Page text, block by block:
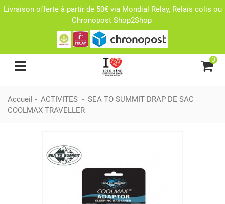
Livraison offerte à partir de 50€ via Mondial Relay, Relais colis ou
Chronopost Shop2Shop
0
Accueil - ACTIVITES - SEA TO SUMMIT DRAP DE SAC
COOLMAX TRAVELLER